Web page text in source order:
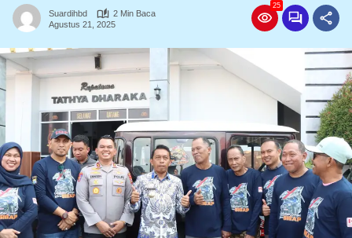
Suardihbd
2 Min Baca
Agustus 21, 2025
25